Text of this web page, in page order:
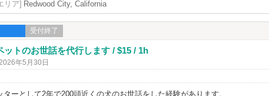
リア] Redwood City, California
受付終了
ットのお世話を代行します / $15 / 1h
年5月30日
ターとして2年で200頭近くの犬のお世話をした経験があります。